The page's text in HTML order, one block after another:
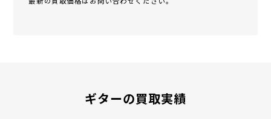
ギターの買取実績